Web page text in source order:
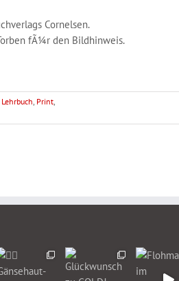
Cornelsen.
fÃ¼r den Bildhinweis.
Lehrbuch, Print,